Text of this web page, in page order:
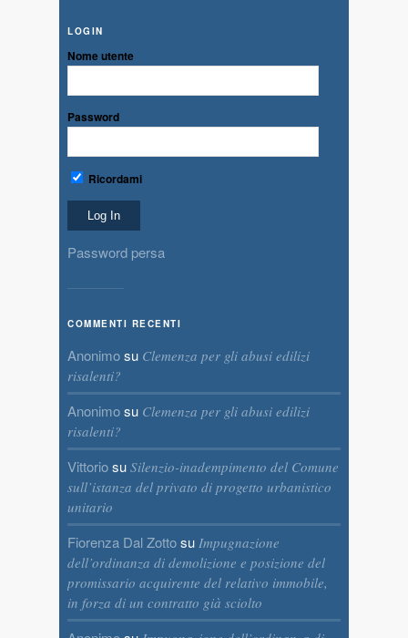
LOGIN
Nome utente
Password
Ricordami
Password persa
COMMENTI RECENTI
Anonimosu Clemenza per gli abusi edilizi
risalenti?
Anonimosu Clemenza per gli abusi edilizi
risalenti?
Vittoriosu Silenzio-inadempimento del Comune
sull’istanza del privato di progetto urbanistico
unitario
Fiorenza Dal Zottosu Impugnazione
dell’ordinanza di demolizione e posizione del
promissario acquirente del relativo immobile,
in forza di un contratto già sciolto